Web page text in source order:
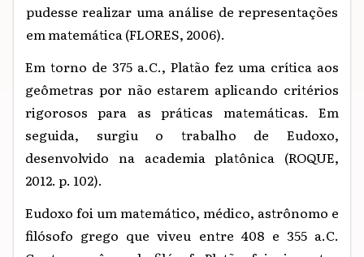
pudesse realizar uma análise de representações
em matemática (FLORES, 2006).
Em torno de 375 a.C., Platão fez uma crítica aos
geômetras por não estarem aplicando critérios
rigorosos para as práticas matemáticas. Em
seguida, surgiu o trabalho de Eudoxo,
desenvolvido na academia platônica (ROQUE,
2012. p. 102).
Eudoxo foi um matemático, médico, astrônomo e
filósofo grego que viveu entre 408 e 355 a.C.